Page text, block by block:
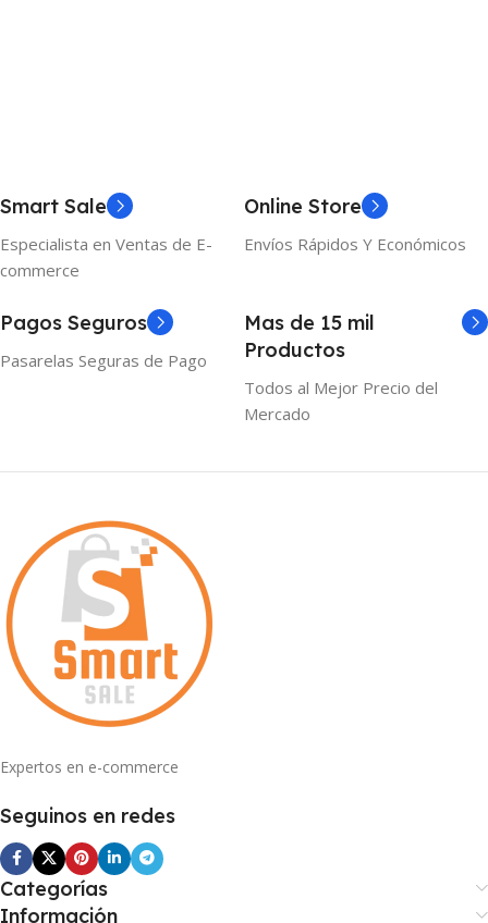
Smart Sale
Especialista en Ventas de E-
commerce
Online Store
Envíos Rápidos Y Económicos
Pagos Seguros
Pasarelas Seguras de Pago
Mas de 15 mil
Productos
Todos al Mejor Precio del
Mercado
Expertos en e-commerce
Seguinos en redes
Categorías
Información